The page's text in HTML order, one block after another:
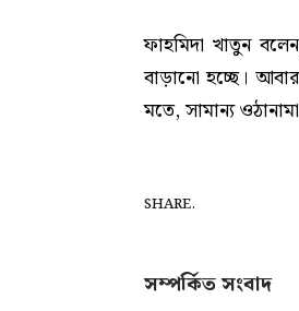
ফাহমিদা খাতুন
বাড়ানো হচ্ছে।
মতে, সামান্য
SHARE.
সম্পর্কিত সংবাদ